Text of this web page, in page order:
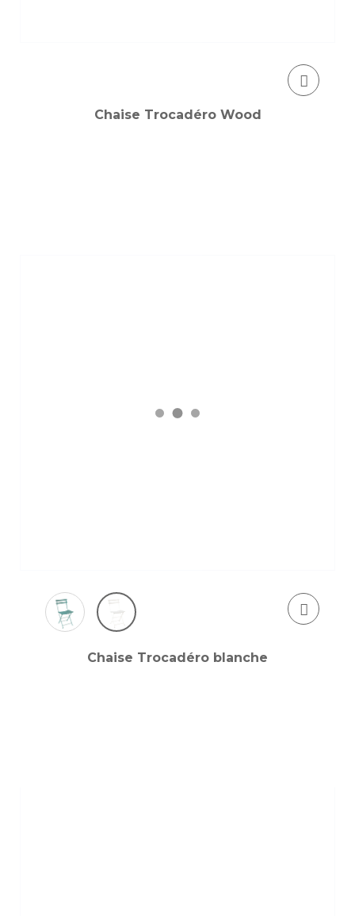
Chaise Trocadéro Wood
Chaise Trocadéro blanche